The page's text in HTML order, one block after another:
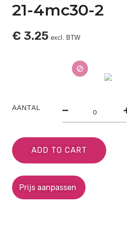
21-4mc30-2
€ 3.25 excl. BTW
AANTAL
ADD TO CART
Prijs aanpassen